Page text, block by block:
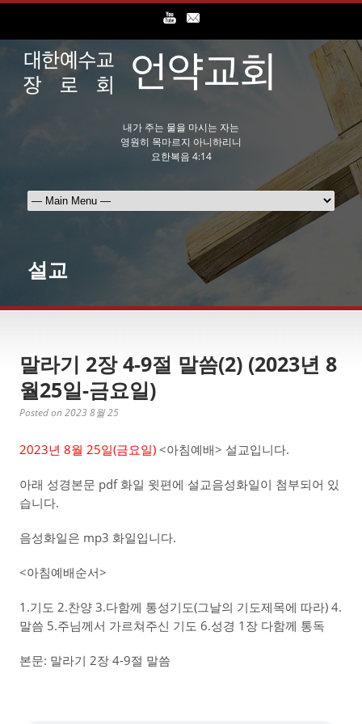
내가 주는 물을 마시는 자는
영원히 목마르지 아니하리니
요한복음 4:14
설교
말라기 2장 4-9절 말씀(2) (2023년 8
월25일-금요일)
Posted on 2023 8월 25
2023년 8월 25일(금요일) <아침예배> 설교입니다.
아래 성경본문 pdf 화일 윗편에 설교음성화일이 첨부되어 있
습니다.
음성화일은 mp3 화일입니다.
<아침예배순서>
1.기도 2.찬양 3.다함께 통성기도(그날의 기도제목에 따라) 4.
말씀 5.주님께서 가르쳐주신 기도 6.성경 1장 다함께 통독
본문: 말라기 2장 4-9절 말씀